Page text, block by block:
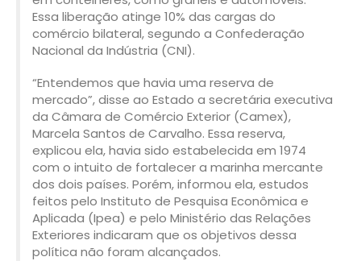
Essa liberação atinge 10% das cargas do
comércio bilateral, segundo a Confederação
Nacional da Indústria (CNI).
“Entendemos que havia uma reserva de
mercado”, disse ao Estado a secretária executiva
da Câmara de Comércio Exterior (Camex),
Marcela Santos de Carvalho. Essa reserva,
explicou ela, havia sido estabelecida em 1974
com o intuito de fortalecer a marinha mercante
dos dois países. Porém, informou ela, estudos
feitos pelo Instituto de Pesquisa Econômica e
Aplicada (Ipea) e pelo Ministério das Relações
Exteriores indicaram que os objetivos dessa
política não foram alcançados.